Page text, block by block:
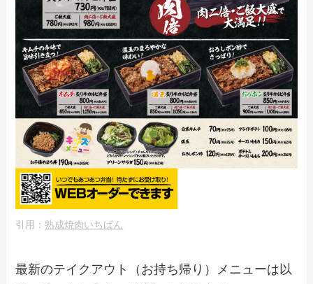
引用：熟成焼肉いちばん
最新のテイクアウト（お持ち帰り）メニューは以